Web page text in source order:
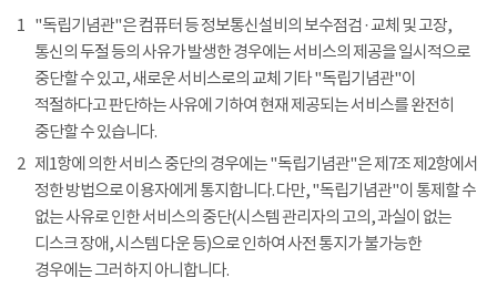
1 "독립기념관"은 컴퓨터 등 정보통신설비의 보수점검 · 교체 및 고장,
통신의 두절 등의 사유가 발생한 경우에는 서비스의 제공을 일시적으로
중단할 수 있고, 새로운 서비스로의 교체 기타 "독립기념관"이
적절하다고 판단하는 사유에 기하여 현재 제공되는 서비스를 완전히
중단할 수 있습니다.
2 제1항에 의한 서비스 중단의 경우에는 "독립기념관"은 제7조 제2항에서
정한 방법으로 이용자에게 통지합니다. 다만, "독립기념관"이 통제할 수
없는 사유로 인한 서비스의 중단(시스템 관리자의 고의, 과실이 없는
디스크 장애, 시스템 다운 등)으로 인하여 사전 통지가 불가능한
경우에는 그러하지 아니합니다.